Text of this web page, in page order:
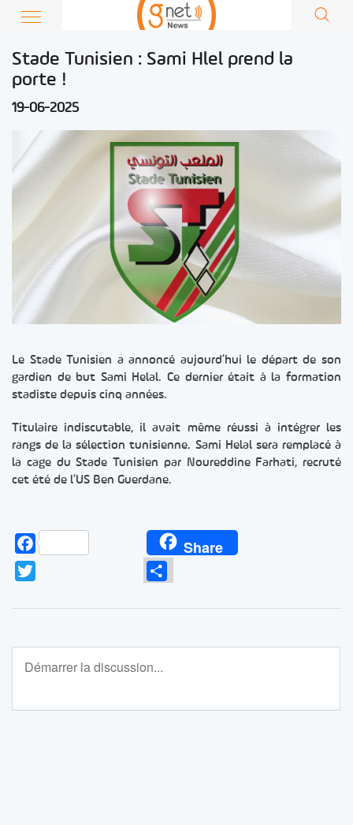
Stade Tunisien : Sami Hlel prend la
porte !
19-06-2025
Le Stade Tunisien a annoncé aujourd’hui le départ de son
gardien de but Sami Helal. Ce dernier était à la formation
stadiste depuis cinq années.
Titulaire indiscutable, il avait même réussi à intégrer les
rangs de la sélection tunisienne. Sami Helal sera remplacé à
la cage du Stade Tunisien par Noureddine Farhati, recruté
cet été de l’US Ben Guerdane.
Facebook Share
Partager